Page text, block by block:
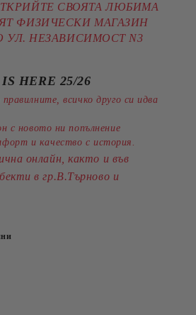
СВОЯТА ЛЮБИМА
ФИЗИЧЕСКИ МАГАЗИН
УЛ. НЕЗАВИСИМОСТ N3
HERE 25/26
всичко друго си идва
с новото ни попълнение
и качество с история.
онлайн, както и във
в гр.В.Търново и